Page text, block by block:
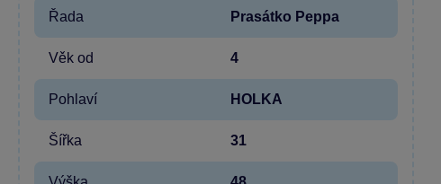
Řada Prasátko Peppa
Věk od 4
Pohlaví HOLKA
Šířka 31